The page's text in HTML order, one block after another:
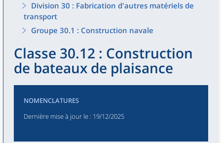
Division 30 : Fabrication d'autres matériels de
transport
Groupe 30.1 : Construction navale
Classe 30.12 : Construction
de bateaux de plaisance
NOMENCLATURES
Dernière mise à jour le : 19/12/2025